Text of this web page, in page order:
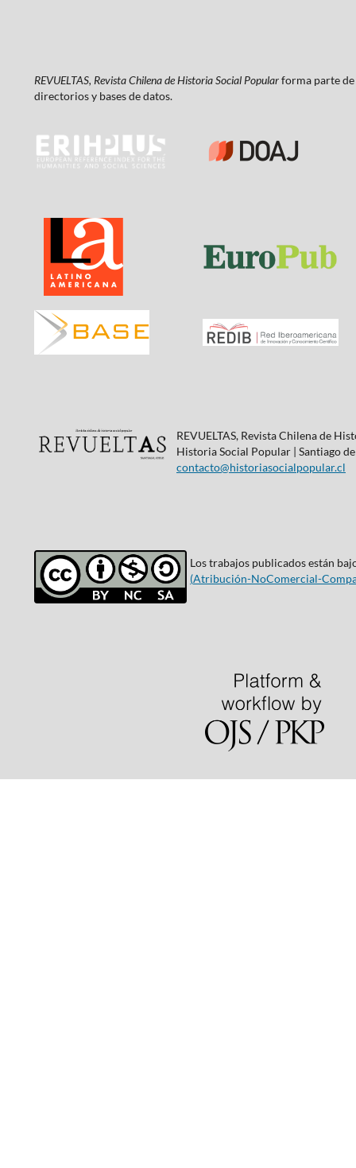
REVUELTAS, Revista Chilena de Historia Social Popularforma parte de
directorios y bases de datos.
REVUELTAS, Revista Chilena de
Historia Social Popular | Santiago
contacto@historiasocialpopular.cl
Los trabajos publicados están
(Atribución-NoComercial-